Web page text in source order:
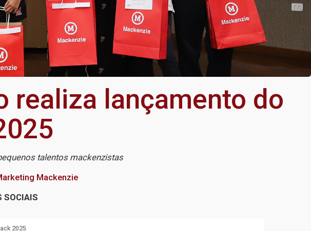
realiza lançamento do
talentos mackenzistas
Mackenzie
SOCIAIS
2025